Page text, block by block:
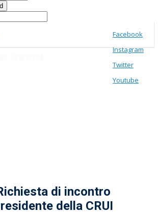
Facebook
Instagram
Twitter
Youtube
di incontro
della CRUI